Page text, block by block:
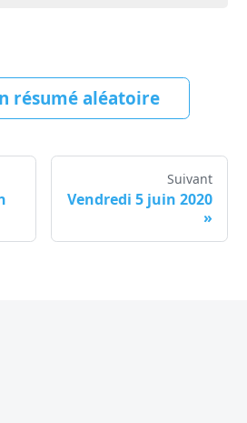
résumé aléatoire
Suivant
Vendredi 5 juin 2020
»